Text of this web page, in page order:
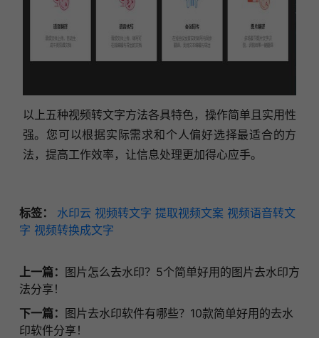
以上五种视频转文字方法各具特色，操作简单且实用性
强。您可以根据实际需求和个人偏好选择最适合的方
法，提高工作效率，让信息处理更加得心应手。
标签： 水印云 视频转文字 提取视频文案 视频语音转文
字 视频转换成文字
上一篇： 图片怎么去水印？5个简单好用的图片去水印方
法分享！
下一篇： 图片去水印软件有哪些？10款简单好用的去水
印软件分享！